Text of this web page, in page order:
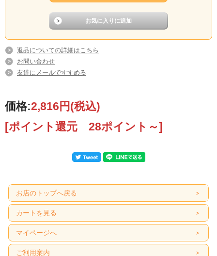
返品についての詳細はこちら
お問い合わせ
友達にメールですすめる
価格:2,816円(税込)
[ポイント還元 28ポイント～]
お店のトップへ戻る
カートを見る
マイページへ
ご利用案内